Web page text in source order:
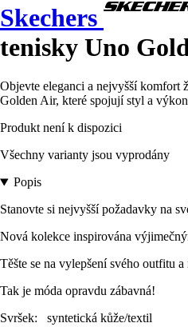
Skechers
tenisky Uno
Objevte eleganci a nejvyšší komfort
Golden Air, které spojují styl a
Produkt není k dispozici
Všechny varianty jsou vyprodány
Popis
Stanovte si nejvyšší požadavky na
Nová kolekce inspirována
Těšte se na vylepšení svého outfitu
Tak je móda opravdu zábavná!
Svršek: syntetická kůže/textil